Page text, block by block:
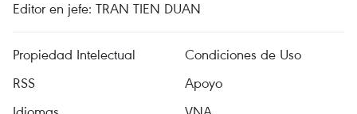
Editor en jefe: TRAN TIEN DUAN
Propiedad Intelectual
Condiciones de Uso
RSS
Apoyo